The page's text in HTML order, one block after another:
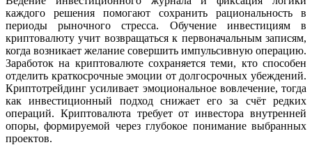
каждого решения помогают сохранить рациональность в
периоды рыночного стресса. Обучение инвестициям в
криптовалюту учит возвращаться к первоначальным записям,
когда возникает желание совершить импульсивную операцию.
Заработок на криптовалюте сохраняется теми, кто способен
отделить краткосрочные эмоции от долгосрочных убеждений.
Криптотрейдинг усиливает эмоциональное вовлечение, тогда
как инвестиционный подход снижает его за счёт редких
операций. Криптовалюта требует от инвестора внутренней
опоры, формируемой через глубокое понимание выбранных
проектов.